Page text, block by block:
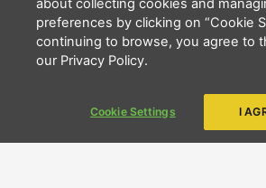
Li e concordo que minhas informações
acordo com oAviso de Privacidadeda LBV
ENVIAR
Copyright 2026 - LBV - Legião da Boa
reservados.
about collecting cookies and
preferences by clicking on “Cookie
continuing to browse, you agree to
our Privacy Policy.
Cookie Settings I